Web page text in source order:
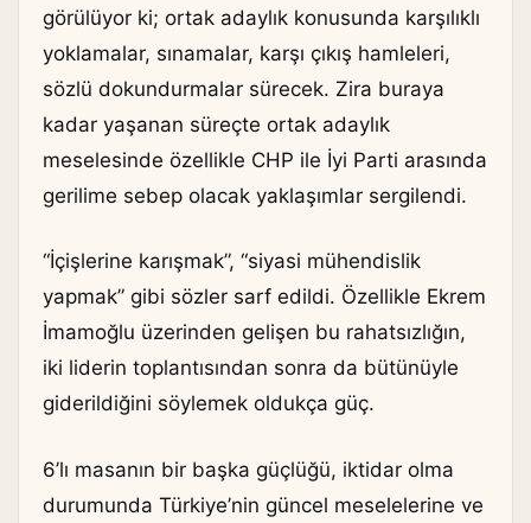
görülüyor ki; ortak adaylık konusunda karşılıklı
yoklamalar, sınamalar, karşı çıkış hamleleri,
sözlü dokundurmalar sürecek. Zira buraya
kadar yaşanan süreçte ortak adaylık
meselesinde özellikle CHP ile İyi Parti arasında
gerilime sebep olacak yaklaşımlar sergilendi.
“İçişlerine karışmak”, “siyasi mühendislik
yapmak” gibi sözler sarf edildi. Özellikle Ekrem
İmamoğlu üzerinden gelişen bu rahatsızlığın,
iki liderin toplantısından sonra da bütünüyle
giderildiğini söylemek oldukça güç.
6’lı masanın bir başka güçlüğü, iktidar olma
durumunda Türkiye’nin güncel meselelerine ve